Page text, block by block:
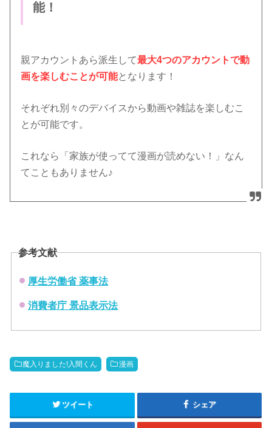
能！
親アカウントあら派生して最大4つのアカウントで動
画を楽しむことが可能となります！
それぞれ別々のデバイスから動画や雑誌を楽しむこ
とが可能です。
これなら「家族が使ってて漫画が読めない！」なん
てこともありません♪
参考文献
厚生労働省 薬事法
消費者庁 景品表示法
魔入りました!入間くん 漫画
ツイート シェア